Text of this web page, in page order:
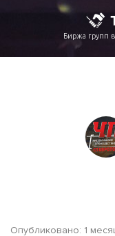
Биржа групп
Опубликовано: 1